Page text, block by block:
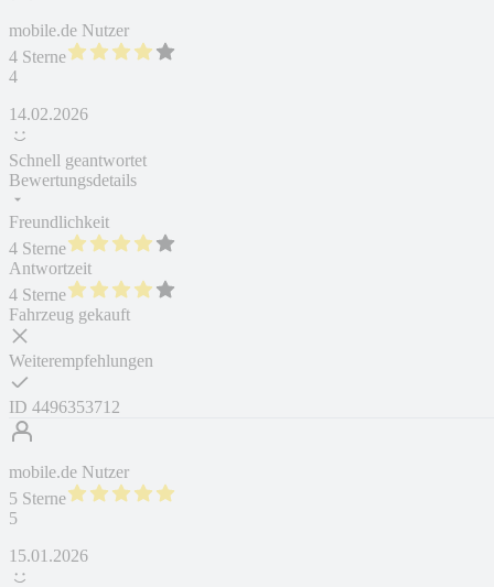
mobile.de Nutzer
4 Sterne
4
14.02.2026
Schnell geantwortet
Bewertungsdetails
Freundlichkeit
4 Sterne
Antwortzeit
4 Sterne
Fahrzeug gekauft
Weiterempfehlungen
ID 4496353712
mobile.de Nutzer
5 Sterne
5
15.01.2026